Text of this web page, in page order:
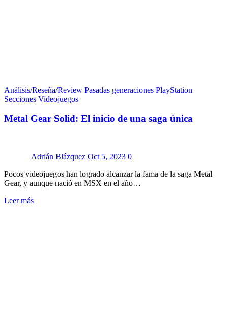
Análisis/Reseña/Review Pasadas generaciones PlayStation
Secciones Videojuegos
Metal Gear Solid: El inicio de una saga única
Adrián Blázquez Oct 5, 2023 0
Pocos videojuegos han logrado alcanzar la fama de la saga Metal
Gear, y aunque nació en MSX en el año…
Leer más